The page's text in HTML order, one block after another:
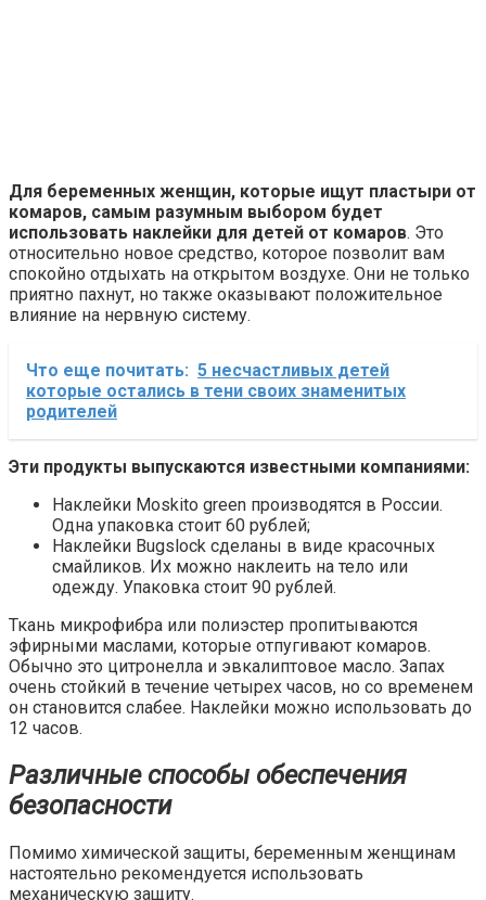
Для беременных женщин, которые ищут пластыри от
комаров, самым разумным выбором будет
использовать наклейки для детей от комаров. Это
относительно новое средство, которое позволит вам
спокойно отдыхать на открытом воздухе. Они не только
приятно пахнут, но также оказывают положительное
влияние на нервную систему.
Что еще почитать: 5 несчастливых детей
которые остались в тени своих знаменитых
родителей
Эти продукты выпускаются известными компаниями:
Наклейки Moskito green производятся в России.
Одна упаковка стоит 60 рублей;
Наклейки Bugslock сделаны в виде красочных
смайликов. Их можно наклеить на тело или
одежду. Упаковка стоит 90 рублей.
Ткань микрофибра или полиэстер пропитываются
эфирными маслами, которые отпугивают комаров.
Обычно это цитронелла и эвкалиптовое масло. Запах
очень стойкий в течение четырех часов, но со временем
он становится слабее. Наклейки можно использовать до
12 часов.
Различные способы обеспечения
безопасности
Помимо химической защиты, беременным женщинам
настоятельно рекомендуется использовать
механическую защиту.